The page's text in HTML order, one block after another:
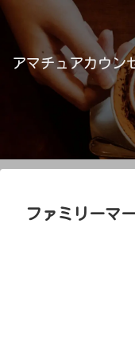
アマチュアカウン
ファミリーマ